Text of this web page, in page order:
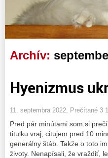
Komerčné blogy
Archív:
Hyenizmus
11. septembra 2022, Prečítané 3
Pred pár minútami som si
titulku vraj, citujem pred 10
generálny štáb. Takže o toto
životy. Nenapísali, že vraždiť,